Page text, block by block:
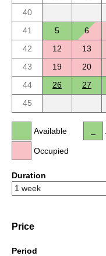
40
41
5 6
42
12 13
43
19 20
44
26 27
45
Available
Occupied
Duration
Price
Period